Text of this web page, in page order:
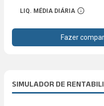
LIQ. MÉDIA DIÁRIA
Abrir
Fazer
SIMULADOR DE